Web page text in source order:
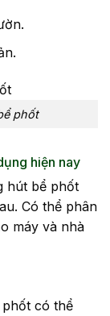
phốt
hiện nay
hút bể phốt
Có thể phân
máy và nhà
có thể